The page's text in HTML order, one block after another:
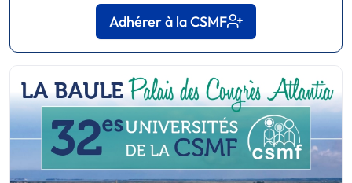
Adhérer à la CSMF